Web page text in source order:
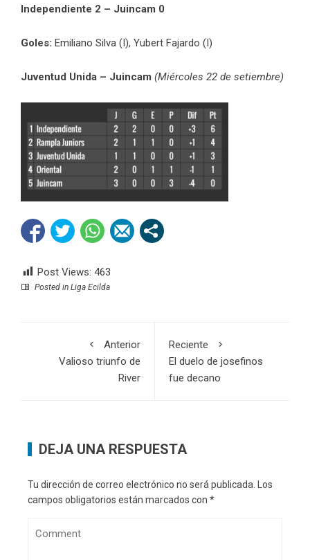
Independiente 2 – Juincam 0
Goles: Emiliano Silva (I), Yubert Fajardo (I)
Juventud Unida – Juincam (Miércoles 22 de setiembre)
Post Views: 463
Posted in Liga Ecilda
Anterior
Valioso triunfo de
River
Reciente
El duelo de josefinos
fue decano
DEJA UNA RESPUESTA
Tu dirección de correo electrónico no será publicada.
Los
campos obligatorios están marcados con *